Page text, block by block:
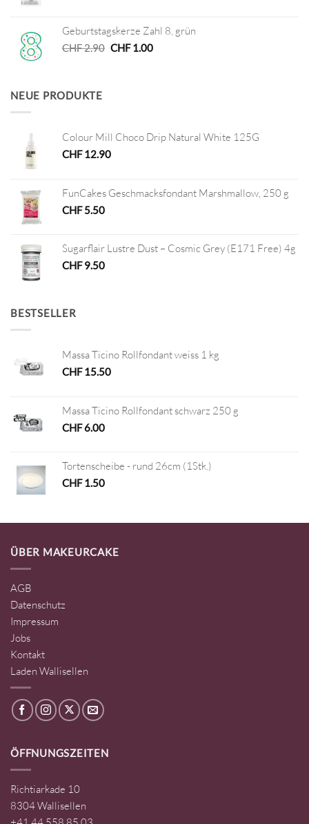
CHF 7.50CHF 3.75.
Geburtstagskerze Zahl 8, grün
CHF2.90 Ursprünglicher
CHF1.00Aktueller
NEUE PRODUKTE
Colour Mill Choco Drip Natural White 125G
CHF12.90
FunCakes Geschmacksfondant Marshmallow, 250 g
CHF5.50
Sugarflair Lustre Dust – Cosmic Grey (E171 Free) 4g
CHF9.50
BESTSELLER
Massa Ticino Rollfondant weiss 1 kg
CHF15.50
Massa Ticino Rollfondant schwarz 250 g
CHF6.00
Tortenscheibe - rund 26cm (1Stk.)
CHF1.50
ÜBER MAKEURCAKE
AGB
Datenschutz
Impressum
Jobs
Kontakt
Laden Wallisellen
ÖFFNUNGSZEITEN
Richtiarkade 10
8304 Wallisellen